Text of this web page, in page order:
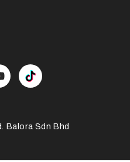
Balora Sdn Bhd